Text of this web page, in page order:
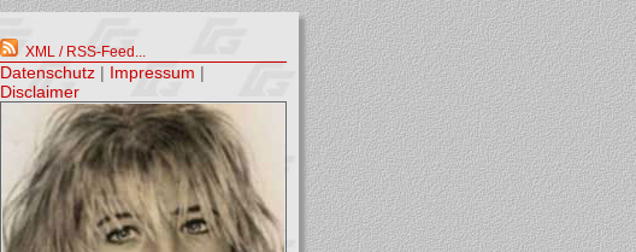
XML / RSS-Feed...
Datenschutz | Impressum |
Disclaimer